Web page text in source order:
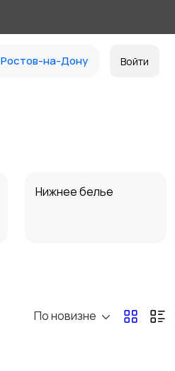
Ростов-на-Дону Войти
Нижнее белье
По новизне